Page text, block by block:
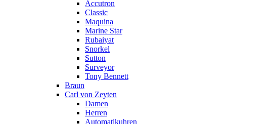
Accutron
Classic
Maquina
Marine Star
Rubaiyat
Snorkel
Sutton
Surveyor
Tony Bennett
Braun
Carl von Zeyten
Damen
Herren
Automatikuhren